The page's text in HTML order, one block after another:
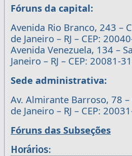
Fóruns da capital:
Avenida Rio Branco, 243 –
de Janeiro – RJ – CEP:
Avenida Venezuela, 134 –
Janeiro – RJ – CEP: 20081-
Sede administrativa:
Av. Almirante Barroso, 78 –
de Janeiro – RJ – CEP:
Fóruns das Subseções
Horários: